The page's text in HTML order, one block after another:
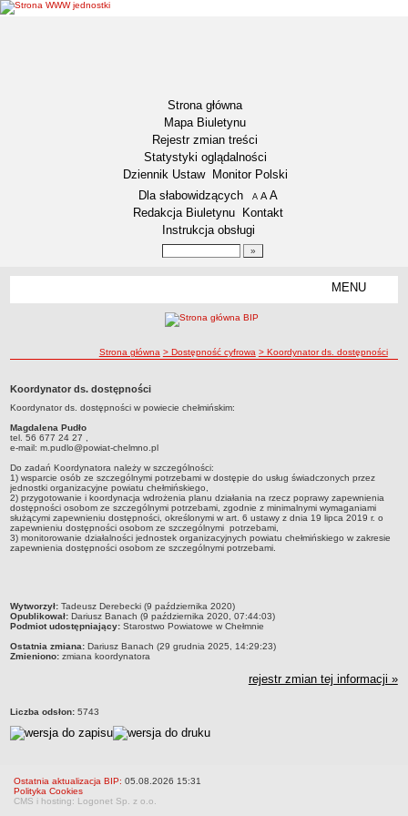
Strona główna
Mapa Biuletynu
Rejestr zmian treści
Statystyki oglądalności
Dziennik Ustaw
Monitor Polski
Menu dodatkowe
Dla słabowidzących A pomniejsz czcionkę
A standardowy rozmiar czcionki
A
Redakcja Biuletynu
Kontakt
Instrukcja obsługi
MENU
Koordynator ds. dostępności
Plan działania na rzecz poprawy zapewnienia dostępności
POLITYKA PRYWATNOŚCI
Dane podstawowe i lokalizacja
Strategia rozwoju
Gminy
STAROSTWO POWIATOWE
Regulamin organizacyjny
Praca w urzędzie - archiwum
Elektroniczna Skrzynka Podawcza
Procedura antymobbingowa
SYGNALISTA
AKTUALNOŚCI I OGŁOSZENIA
ścieżka nawigacji
Strona główna > Dostępność cyfrowa > Koordynator ds. dostępności
Koordynator ds. dostępności
Koordynator ds. dostępności w powiecie chełmińskim:
Magdalena Pudło
tel. 56 677 24 27 ,
e-mail: m.pudlo@powiat-chelmno.pl
Do zadań Koordynatora należy w szczególności:
1) wsparcie osób ze szczególnymi potrzebami w dostępie do usług świadczonych przez
jednostki organizacyjne powiatu chełmińskiego,
2) przygotowanie i koordynacja wdrożenia planu działania na rzecz poprawy zapewnienia
dostępności osobom ze szczególnymi potrzebami, zgodnie z minimalnymi wymaganiami
służącymi zapewnieniu dostępności, określonymi w art. 6 ustawy z dnia 19 lipca 2019 r. o
zapewnieniu dostępności osobom ze szczególnymi potrzebami,
3) monitorowanie działalności jednostek organizacyjnych powiatu chełmińskiego w zakresie
zapewnienia dostępności osobom ze szczególnymi potrzebami.
metryczka
Wytworzył: Tadeusz Derebecki (9 października 2020)
Opublikował: Dariusz Banach (9 października 2020, 07:44:03)
Podmiot udostępniający: Starostwo Powiatowe w Chełmnie
Ostatnia zmiana: Dariusz Banach (29 grudnia 2025, 14:29:23)
Zmieniono: zmiana koordynatora
rejestr zmian tej informacji »
Liczba odsłon: 5743
Ostatnia aktualizacja BIP: 05.08.2026 15:31
Polityka Cookies
CMS i hosting: Logonet Sp. z o.o.